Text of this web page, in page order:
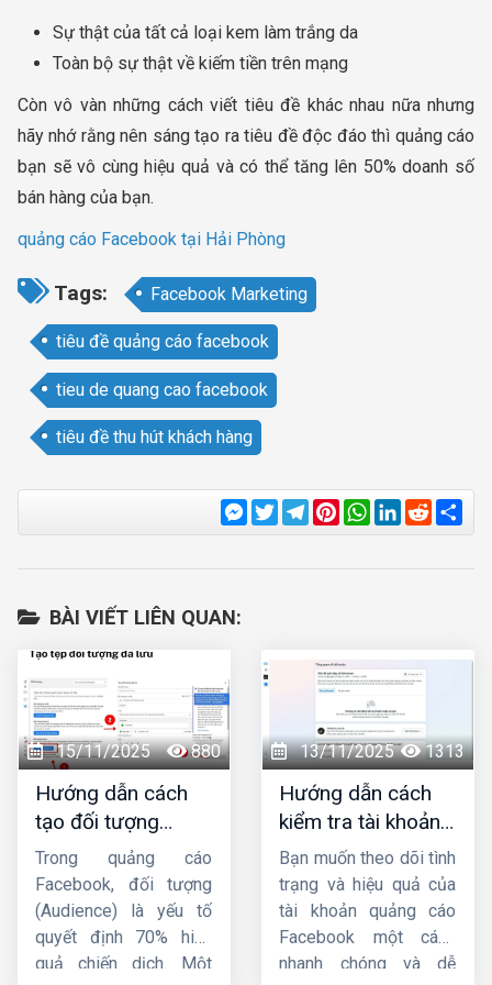
Sự thật của tất cả loại kem làm trắng da
Toàn bộ sự thật về kiếm tiền trên mạng
Còn vô vàn những cách viết tiêu đề khác nhau nữa nhưng
hãy nhớ rằng nên sáng tạo ra tiêu đề độc đáo thì quảng cáo
bạn sẽ vô cùng hiệu quả và có thể tăng lên 50% doanh số
bán hàng của bạn.
quảng cáo Facebook tại Hải Phòng
Tags: Facebook Marketing
tiêu đề quảng cáo facebook
tieu de quang cao facebook
tiêu đề thu hút khách hàng
Messenger
TwitterTelegram
Pinterest
WhatsApp
LinkedIn
Reddit
BÀI VIẾT LIÊN QUAN:
15/11/2025 880
Hướng dẫn cách
tạo đối tượng
quảng cáo trên
Facebook từ A-Z
Trong quảng cáo
Facebook, đối tượng
(Audience) là yếu tố
quyết định 70% hiệu
quả chiến dịch. Một
13/11/2025 1313
Hướng dẫn cách
kiểm tra tài khoản
quảng cáo
facebook đơn giản,
nhanh chóng
Bạn muốn theo dõi tình
trạng và hiệu quả của
tài khoản quảng cáo
Facebook một cách
nhanh chóng và dễ